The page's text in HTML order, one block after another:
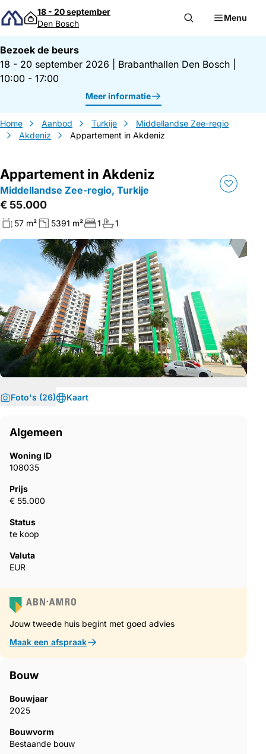
Direct naar inhoud
18 - 20 september
Den Bosch
Menu
Bezoek de beurs
18 - 20 september 2026
Brabanthallen Den Bosch
10:00 - 17:00
Meer informatie
Home Aanbod Turkije
Middellandse Zee-regio
Akdeniz
Appartement in Akdeniz
Appartement in Akdeniz
Middellandse Zee-regio, Turkije
€ 55.000
57 m² 5391 m² 1 1
Foto's (26) Kaart
Algemeen
Woning ID
108035
Prijs
€ 55.000
Status
te koop
Valuta
EUR
Jouw tweede huis begint met goed advies
Maak een afspraak
Bouw
Bouwjaar
2025
Bouwvorm
Bestaande bouw